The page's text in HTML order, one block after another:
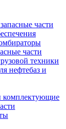
части
части
техники
нефтебаз и
комплектующие